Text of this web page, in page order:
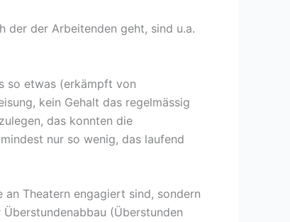
der der Arbeitenden geht, sind u.a.
so etwas (erkämpft von
kein Gehalt das regelmässig
das konnten die
nur so wenig, das laufend
Theatern engagiert sind, sondern
(Überstunden